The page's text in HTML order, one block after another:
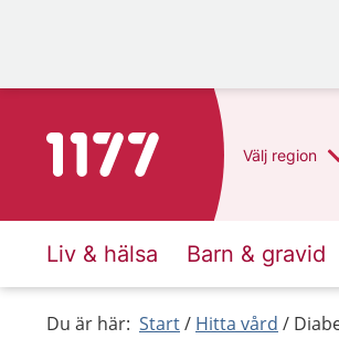
Till startsidan för 1177 Välj region
Liv & hälsa Barn & gravid
Du är här: Start Hitta vård